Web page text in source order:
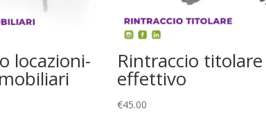
locazioni- Rintraccio titolare
effettivo
€45.00